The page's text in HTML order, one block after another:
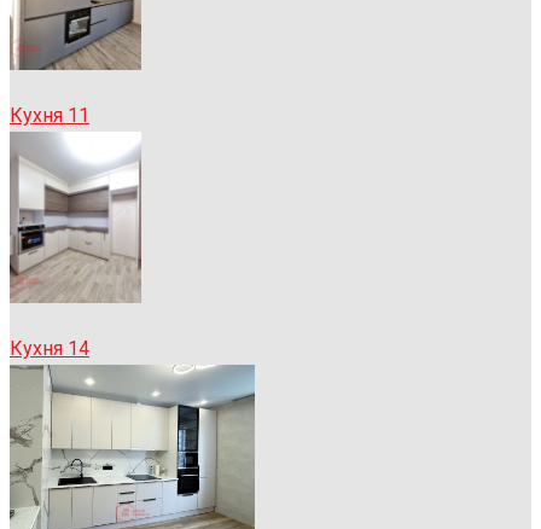
Кухня 11
Кухня 14